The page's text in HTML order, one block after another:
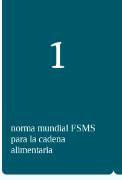
1
norma mundial FSMS
para la cadena
alimentaria